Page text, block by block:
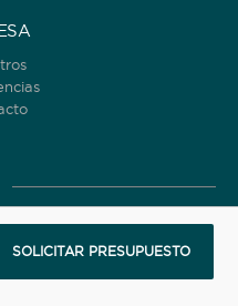
SOLICITAR PRESUPUESTO
de Privacidad·Términos y
de uso